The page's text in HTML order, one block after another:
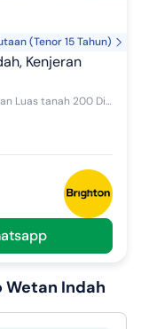
(Tenor 15 Tahun)
Kenjeran
Rumah Lama Di Sidotopo Wetan Indah, Kenjeran Luas tanah 200 Dimensi 10x20 Luas bangunan 150 1 lantai 3KT, 2KM Hadap timur Surat SHM PLN, PDAM Har...
Indah